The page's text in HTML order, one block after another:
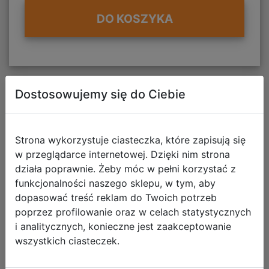
DO KOSZYKA
Zegarek Elektroniczny
Dostosowujemy się do Ciebie
Strona wykorzystuje ciasteczka, które zapisują się
w przeglądarce internetowej. Dzięki nim strona
działa poprawnie. Żeby móc w pełni korzystać z
funkcjonalności naszego sklepu, w tym, aby
dopasować treść reklam do Twoich potrzeb
poprzez profilowanie oraz w celach statystycznych
i analitycznych, konieczne jest zaakceptowanie
wszystkich ciasteczek.